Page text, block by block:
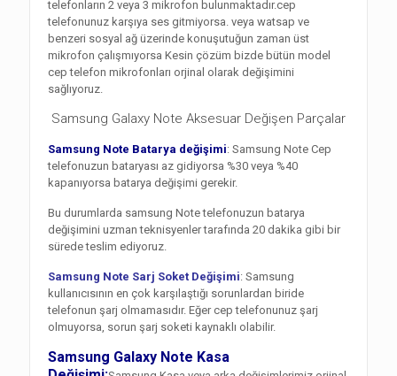
telefonların 2 veya 3 mikrofon bulunmaktadır.cep
telefonunuz karşıya ses gitmiyorsa. veya watsap ve
benzeri sosyal ağ üzerinde konuşutuğun zaman üst
mikrofon çalışmıyorsa Kesin çözüm bizde bütün model
cep telefon mikrofonları orjinal olarak değişimini
sağlıyoruz.
Samsung Galaxy Note Aksesuar Değişen Parçalar
Samsung Note Batarya değişimi: Samsung Note Cep
telefonuzun bataryası az gidiyorsa %30 veya %40
kapanıyorsa batarya değişimi gerekir.
Bu durumlarda samsung Note telefonuzun batarya
değişimini uzman teknisyenler tarafında 20 dakika gibi bir
sürede teslim ediyoruz.
Samsung Note Sarj Soket Değişimi: Samsung
kullanıcısının en çok karşılaştığı sorunlardan biride
telefonun şarj olmamasıdır. Eğer cep telefonunuz şarj
olmuyorsa, sorun şarj soketi kaynaklı olabilir.
Samsung Galaxy Note Kasa